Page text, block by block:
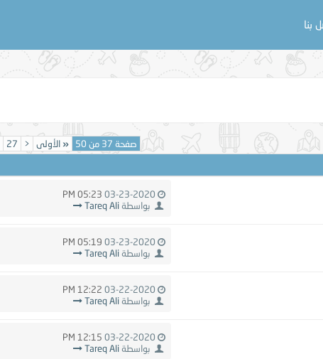
بنا
صفحة 37 من 50 « الأولى <
27
05:23 PM
بواسطةTareq Ali
05:19 PM
بواسطةTareq Ali
12:22 PM
بواسطةTareq Ali
12:15 PM
بواسطةTareq Ali